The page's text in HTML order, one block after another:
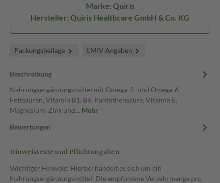
Marke: Quiris
Hersteller: Quiris Healthcare GmbH & Co. KG
Packungsbeilage LMIV Angaben
Beschreibung
Nahrungsergänzungsmittel mit Omega-3- und Omega-6-
Fettsäuren, Vitamin B1, B6, Pantothensäure, Vitamin E,
Magnesium, Zink und… Mehr
Bewertungen
Hinweistexte und Pflichtangaben
Wichtiger Hinweis: Hierbei handelt es sich um ein
Nahrungsergänzungsmittel. Die empfohlene Verzehrmenge pro